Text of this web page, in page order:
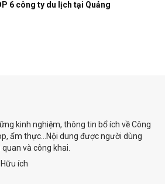
6 công ty du lịch tại Quảng
kinh nghiệm, thông tin bổ ích về Công
ẩm thực...Nội dung được người dùng
và công khai.
ích